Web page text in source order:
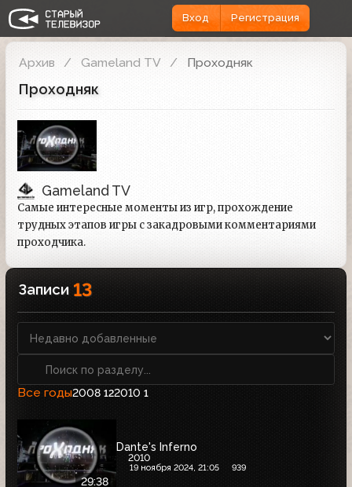
Вход Регистрация
Архив Gameland TV Проходняк
Проходняк
Gameland TV
Самые интересные моменты из игр, прохождение
трудных этапов игры с закадровыми комментариями
проходчика.
Записи 13
Все годы2008 122010 1
29:38
Dante's Inferno
2010
19 ноября 2024, 21:05 939